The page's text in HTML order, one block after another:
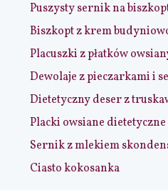
Puszysty sernik na
Biszkopt z krem
Placuszki z płatków
Dewolaje z pieczarkami i
Dietetyczny deser z
Placki owsiane dietetyczne
Sernik z mlekiem
Ciasto kokosanka